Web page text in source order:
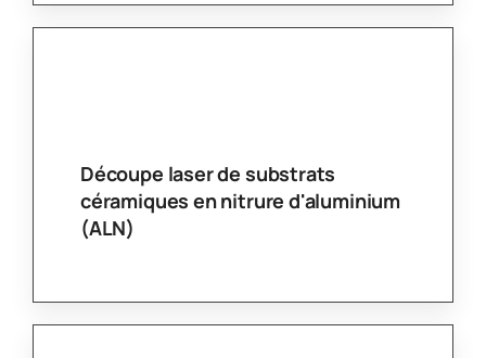
nitrure d'aluminium